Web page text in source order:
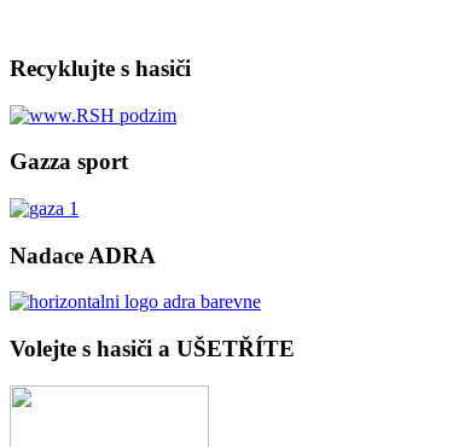
Recyklujte s hasiči
Gazza sport
Nadace ADRA
Volejte s hasiči a UŠETŘÍTE